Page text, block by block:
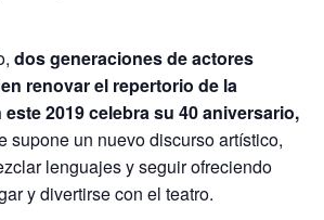
dos generaciones de actores
renovar el repertorio de la
2019 celebra su 40 aniversario,
supone un nuevo discurso artístico,
lenguajes y seguir ofreciendo
y divertirse con el teatro.